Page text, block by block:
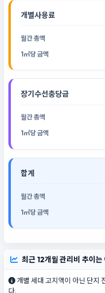
개별사용료
장기수선충당금
합계
최근 12개월 관리비 추이는
개별 세대 고지액이 아닌 단지
다.